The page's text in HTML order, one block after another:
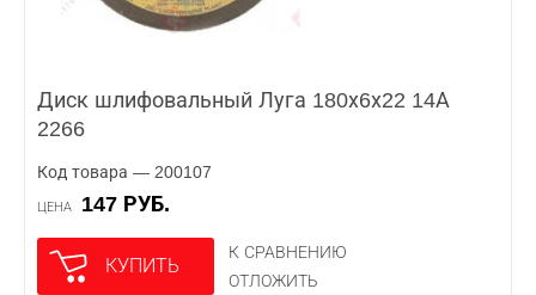
Диск шлифовальный Луга 180х6х22 14А
2266
Код товара — 200107
ЦЕНА 147 РУБ.
КУПИТЬ
К СРАВНЕНИЮ
ОТЛОЖИТЬ